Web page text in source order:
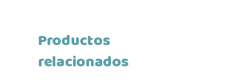
Productos
relacionados